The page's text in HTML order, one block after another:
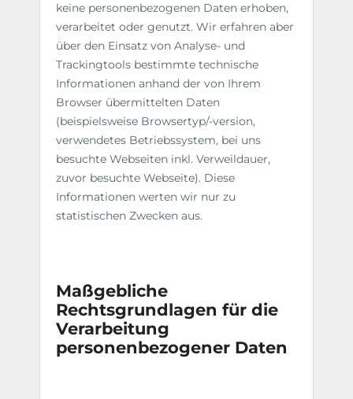
keine personenbezogenen Daten erhoben,
verarbeitet oder genutzt. Wir erfahren aber
über den Einsatz von Analyse- und
Trackingtools bestimmte technische
Informationen anhand der von Ihrem
Browser übermittelten Daten
(beispielsweise Browsertyp/-version,
verwendetes Betriebssystem, bei uns
besuchte Webseiten inkl. Verweildauer,
zuvor besuchte Webseite). Diese
Informationen werten wir nur zu
statistischen Zwecken aus.
Maßgebliche
Rechtsgrundlagen für die
Verarbeitung
personenbezogener Daten